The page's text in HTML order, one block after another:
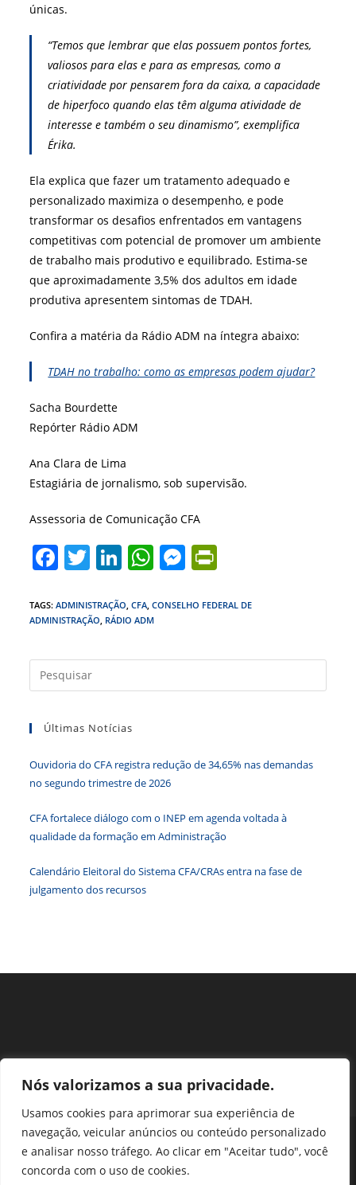
Nós valorizamos a sua privacidade.
Usamos cookies para aprimorar sua experiência de
navegação, veicular anúncios ou conteúdo personalizado
e analisar nosso tráfego. Ao clicar em "Aceitar tudo", você
concorda com o uso de cookies.
únicas.
“Temos que lembrar que elas possuem pontos fortes,
valiosos para elas e para as empresas, como a
criatividade por pensarem fora da caixa, a capacidade
de hiperfoco quando elas têm alguma atividade de
interesse e também o seu dinamismo”, exemplifica
Érika.
Ela explica que fazer um tratamento adequado e
personalizado maximiza o desempenho, e pode
transformar os desafios enfrentados em vantagens
competitivas com potencial de promover um ambiente
de trabalho mais produtivo e equilibrado. Estima-se
que aproximadamente 3,5% dos adultos em idade
produtiva apresentem sintomas de TDAH.
Confira a matéria da Rádio ADM na íntegra abaixo:
TDAH no trabalho: como as empresas podem ajudar?
Sacha Bourdette
Repórter Rádio ADM
Ana Clara de Lima
Estagiária de jornalismo, sob supervisão.
Assessoria de Comunicação CFA
F
c
e
b
o
k
T
itt
er
Li
k
e
dI
n
W
at
s
A
p
M
ss
n
g
tF
e
n
TAGS:ADMINISTRAÇÃO CFA CONSELHO FEDERAL DE
ADMINISTRAÇÃO RÁDIO ADM
a
Últimas Notícias
Ouvidoria do CFA registra redução de 34,65% nas demandas
no segundo trimestre de 2026
CFA fortalece diálogo com o INEP em agenda voltada à
qualidade da formação em Administração
Calendário Eleitoral do Sistema CFA/CRAs entra na fase de
julgamento dos recursos
Perguntas Frequentes
Ouvidoria
Transparência e prestação de contas
Assessoria de Imprensa